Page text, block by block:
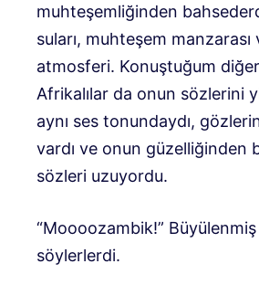
muhteşemliğinden
suları, muhteşem manzarası
atmosferi. Konuştuğum
Afrikalılar da onun sözlerini
aynı ses tonundaydı,
vardı ve onun güzelliğinden
sözleri uzuyordu.
“Moooozambik!” Büyülenmiş
söylerlerdi.